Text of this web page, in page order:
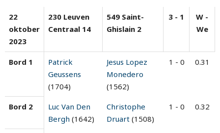
22
oktober
2023
230 Leuven
Centraal 14
549 Saint-
Ghislain 2
3 - 1
W -
We
Bord 1
Patrick
Geussens
(1704)
Jesus Lopez
Monedero
(1562)
1 - 0 0.31
Bord 2
Luc Van Den
Bergh (1642)
Christophe
Druart (1508)
1 - 0 0.32